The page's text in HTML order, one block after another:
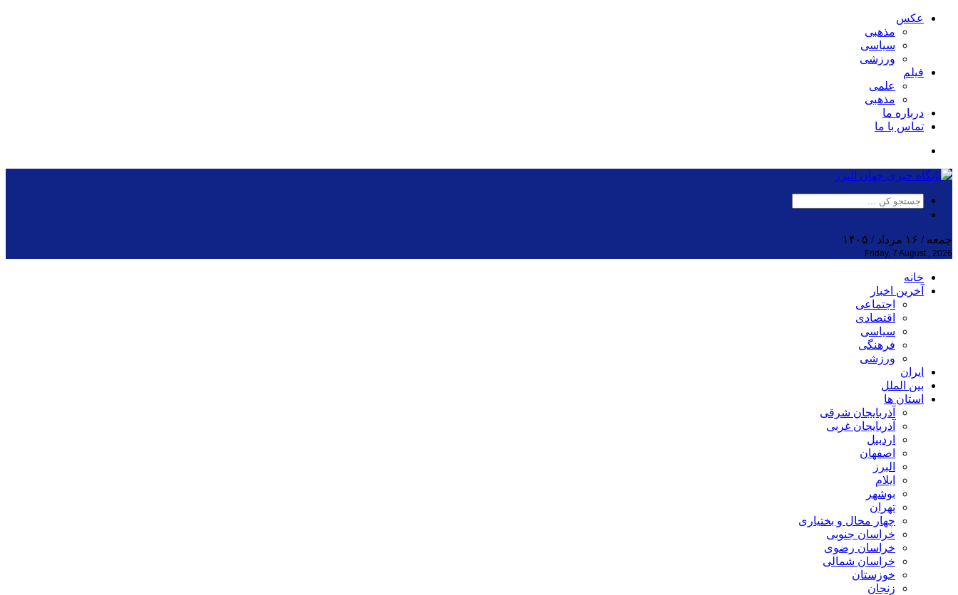
عکس
مذهبی
سیاسی
ورزشی
فیلم
علمی
مذهبی
درباره ما
تماس با ما
جمعه / ۱۶ مرداد / ۱۴۰۵
Friday, 7 August , 2026
خانه
آخرین اخبار
اجتماعی
اقتصادی
سیاسی
فرهنگی
ورزشی
ایران
بین الملل
استان ها
آذربایجان شرقی
آذربایجان غربی
اردبیل
اصفهان
البرز
ایلام
بوشهر
تهران
چهار محال و بختیاری
خراسان جنوبی
خراسان رضوی
خراسان شمالی
خوزستان
زنجان